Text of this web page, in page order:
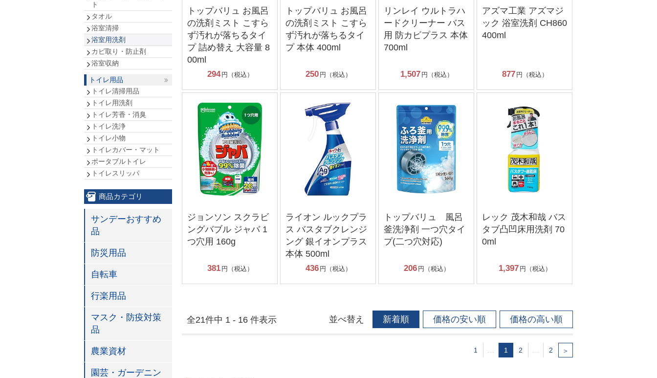
トップバリュ お風呂
の洗剤ミスト こすら
ず汚れが落ちるタイ
プ 詰め替え 大容量 8
00ml
294 円（税込）
トップバリュ お風呂
の洗剤ミスト こすら
ず汚れが落ちるタイ
プ 本体 400ml
250 円（税込）
リンレイ ウルトラハ
ードクリーナー バス
用 防カビプラス 本体
700ml
1,507 円（税込）
アズマ工業 アズマジ
ック 浴室洗剤 CH860
400ml
877 円（税込）
ジョンソン スクラビ
ングバブル ジャバ 1
つ穴用 160g
381 円（税込）
ライオン ルックプラ
ス バスタブクレンジ
ング 銀イオンプラス
本体 500ml
436 円（税込）
トップバリュ 風呂
釜洗浄剤 一つ穴タイ
プ(二つ穴対応)
206 円（税込）
レック 茂木和哉 バス
タブ凸凹床用洗剤 70
0ml
1,397 円（税込）
全21件中 1 - 16 件表示 並べ替え 新着順 価格の安い順 価格の高い順
1 1 2 2 ＞
ト
タオル
浴室清掃
浴室用洗剤
カビ取り・防止剤
浴室収納
トイレ用品
トイレ清掃用品
トイレ用洗剤
トイレ芳香・消臭
トイレ洗浄
トイレ小物
トイレカバー・マット
ポータブルトイレ
トイレスリッパ
商品カテゴリ
サンデーおすすめ
品
防災用品
自転車
行楽用品
マスク・防疫対策
品
農業資材
園芸・ガーデニン